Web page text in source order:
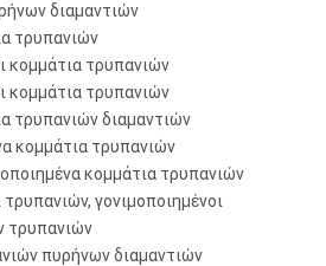
116, T6S-131, T6S-146
B36, B46, B56, B66, B76, B86,
B101, B116, B131, B146
CDDA, DCDMA, Crealius, και
μεγέθη του ISO.
διαμαντιών
τρυπανιών
κομμάτια τρυπανιών
κομμάτια τρυπανιών
τρυπανιών διαμαντιών
κομμάτια τρυπανιών
κομμάτια τρυπανιών
γονιμοποιημένοι
τρυπανιών
πυρήνων διαμαντιών